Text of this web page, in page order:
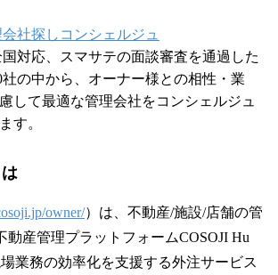
社探しコンシェルジュ
対応、スマサテの面談審査を通過した
社の中から、オーナー様との相性・業
して最適な管理会社をコンシェルジュ
す。
owner/）は、不動産/施設/店舗の管
動産管理プラットフォームCOSOJI Hu
業務の効率化を支援する外注サービス